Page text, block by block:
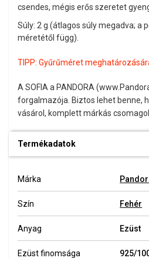
csendes, mégis erős szeretet
Súly: 2 g (átlagos súly megadva; a
méretétől függ).
TIPP: Gyűrűméret
A SOFIA a PANDORA
forgalmazója. Biztos lehet benne,
vásárol, komplett márkás
Termékadatok
Márka
Szín Fehér
Anyag Ezüst
Ezüst finomsága 925/